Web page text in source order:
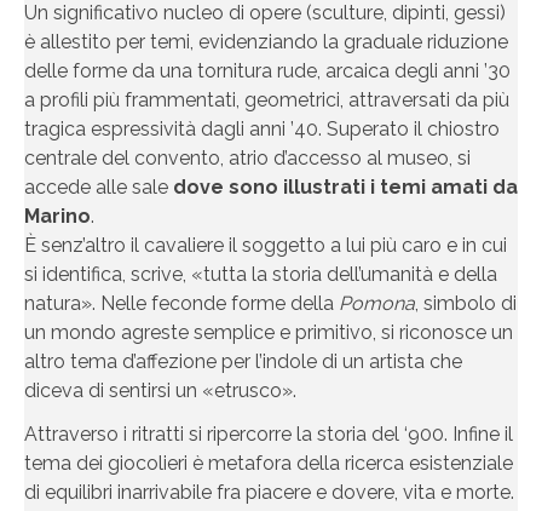
Un significativo nucleo di opere (sculture, dipinti, gessi)
è allestito per temi, evidenziando la graduale riduzione
delle forme da una tornitura rude, arcaica degli anni ’30
a profili più frammentati, geometrici, attraversati da più
tragica espressività dagli anni ’40. Superato il chiostro
centrale del convento, atrio d’accesso al museo, si
accede alle sale dove sono illustrati i temi amati da
Marino.
È senz’altro il cavaliere il soggetto a lui più caro e in cui
si identifica, scrive, «tutta la storia dell’umanità e della
natura». Nelle feconde forme della Pomona, simbolo di
un mondo agreste semplice e primitivo, si riconosce un
altro tema d’affezione per l’indole di un artista che
diceva di sentirsi un «etrusco».
Attraverso i ritratti si ripercorre la storia del ‘900. Infine il
tema dei giocolieri è metafora della ricerca esistenziale
di equilibri inarrivabile fra piacere e dovere, vita e morte.